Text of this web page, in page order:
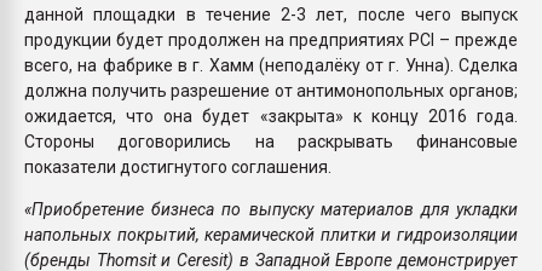
данной площадки в течение 2-3 лет, после чего выпуск
продукции будет продолжен на предприятиях PCI – прежде
всего, на фабрике в г. Хамм (неподалёку от г. Унна). Сделка
должна получить разрешение от антимонопольных органов;
ожидается, что она будет «закрыта» к концу 2016 года.
Стороны договорились на раскрывать финансовые
показатели достигнутого соглашения.
«Приобретение бизнеса по выпуску материалов для укладки
напольных покрытий, керамической плитки и гидроизоляции
(бренды Thomsit и Ceresit) в Западной Европе демонстрирует